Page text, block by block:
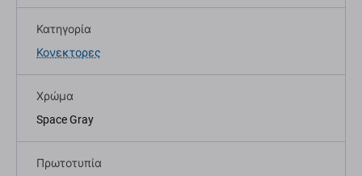
Κατηγορία
Κονεκτορες
Χρώμα
Space Gray
Πρωτοτυπία